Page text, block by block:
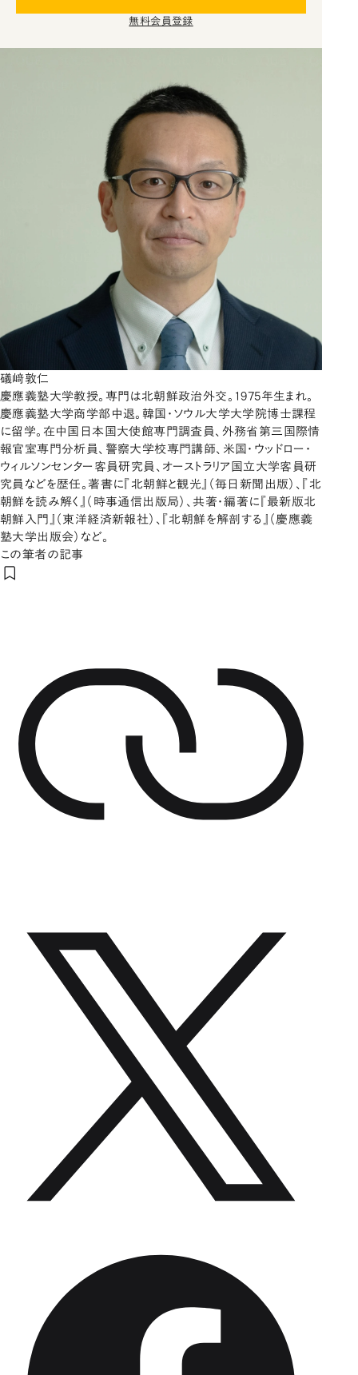
無料会員登録
礒﨑敦仁
慶應義塾大学教授。専門は北朝鮮政治外交。1975年生まれ。
慶應義塾大学商学部中退。韓国・ソウル大学大学院博士課程
に留学。在中国日本国大使館専門調査員、外務省第三国際情
報官室専門分析員、警察大学校専門講師、米国・ウッドロー・
ウィルソンセンター客員研究員、オーストラリア国立大学客員研
究員などを歴任。著書に『北朝鮮と観光』（毎日新聞出版）、『北
朝鮮を読み解く』（時事通信出版局）、共著・編著に『最新版北
朝鮮入門』（東洋経済新報社）、『北朝鮮を解剖する』（慶應義
塾大学出版会）など。
この筆者の記事